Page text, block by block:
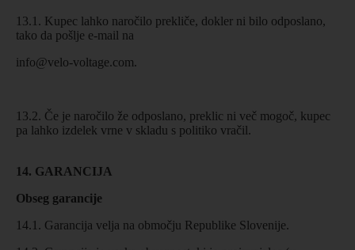
13.1. Kupec lahko naročilo prekliče, dokler ni bilo odposlano,
tako da pošlje e-mail na
info@velo-voltage.com.
13.2. Če je naročilo že odposlano, preklic ni več mogoč, kupec
pa lahko izdelek vrne v skladu s politiko vračil.
14. GARANCIJA
Obseg garancije
14.1. Garancija velja na območju Republike Slovenije.